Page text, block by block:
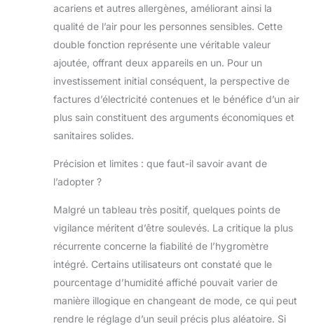
acariens et autres allergènes, améliorant ainsi la
qualité de l’air pour les personnes sensibles. Cette
double fonction représente une véritable valeur
ajoutée, offrant deux appareils en un. Pour un
investissement initial conséquent, la perspective de
factures d’électricité contenues et le bénéfice d’un air
plus sain constituent des arguments économiques et
sanitaires solides.
Précision et limites : que faut-il savoir avant de
l’adopter ?
Malgré un tableau très positif, quelques points de
vigilance méritent d’être soulevés. La critique la plus
récurrente concerne la fiabilité de l’hygromètre
intégré. Certains utilisateurs ont constaté que le
pourcentage d’humidité affiché pouvait varier de
manière illogique en changeant de mode, ce qui peut
rendre le réglage d’un seuil précis plus aléatoire. Si